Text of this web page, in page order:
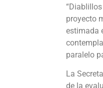
proyecto
estimada
paralelo
La
de la